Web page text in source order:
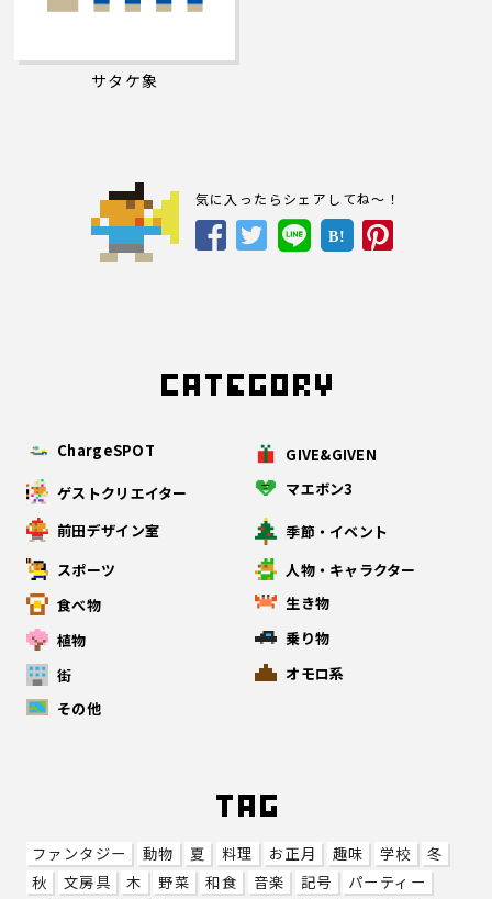
ChargeSPOT
GIVE&GIVEN
ゲストクリエイター
マエボン3
前田デザイン室
季節・イベント
スポーツ
人物・キャラクター
食べ物
生き物
植物
乗り物
街
オモロ系
その他
ファンタジー 動物 夏 料理 お正月 趣味 学校
冬
秋
文房具 木 野菜 和食 音楽 記号
パーティー
サタケ象
気に入ったらシェアしてね～！
B!